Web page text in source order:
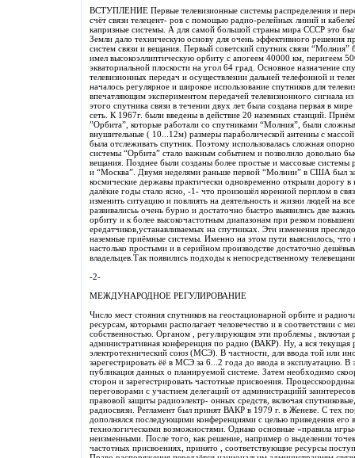
ВСТУПЛЕНИЕ Первые телевизионные системы распределения и
счёт связи телецент- ров с помощью радио-релейных линий и
капризные системы. А для самой большой страны мира СССР это
Земли дало техническую основу для очень эффективного решения
систем связи и вещания. Первый советский спутник связи
имел высокоэллиптическую орбиту с апогеем 40000 км, перигеем
экваториальной плоскости на угол 64 град. Основное назначение
телевизионных передач и осуществлении дальней телефонной и
началось регулярное и широкое использование спутников для
впечатляющим экспериментом передачей телевизионного сигнала
этого спутника связи в течении двух лет была создана первая в
сеть. К 1967г. были введены в действие 20 наземных станций.
”Орбита”, которые работали со спутниками “Молния”, были
внушительные ( 10...12м) размеры параболической антенны с
была отслеживать спутник. Поэтому использовалась сложная
системы “Орбита” стало важным событием и позволило довольно
вещания. Позднее были созданы более простые и массовые системы
и “Москва”. Двумя неделями раньше первой “Молнии” в США был
космические державы практически одновременно открыли дорогу в
далёкие годы стало ясно, -1- что произошёл коренной перплом в
изменить ситуацию и повлиять на деятельность и жизни людей на
развивалисьь очень бурно и достаточно быстро выявились две
орбиту и к более высокочастотным диапазонам при резком
ередатчиков,устанавливаемых на спутниках. Эти изменения
наземные приёмные системы. Именно на этом пути выяснилось, что
настолько простыми и в серийном производстве достаточно
владельцев.Так появились подходы к непосредственному
-2-
МЕЖДУНАРОДНОЕ РЕГУЛИРОВАНИЕ
Число мест стояния спутников на геостационарной орбите и
ресурсам, которыми располагает человечество и в соответствии с
собственностью. Органом , регулирующим эти проблемы , включая
административная конференция по радио (ВАКР). Ну, а вся
электротехнический союз (МСЭ). В частности, для ввода той или
зарегестрировать ёё в МСЭ за 6...2 года до ввода в эксплуатацию. В
публикация данных о планируемой системе. Затем необходимо
сторон и зарегестрировать частотные присвоения.
переговорами с участием делегаций от администрацийй
правовой защиты радиоэлектр- онных средств, включая
радиосвязи. Регламент был принят ВАКР в 1979 г. в Женеве. С тех
дополнялся последующими конференциями с целью приведения его
технологическими возможностями. Однако основные «правила
неизменными. После того, как решение, например о выделении
частотных присвоениях, принято , соответствующие ресурсы